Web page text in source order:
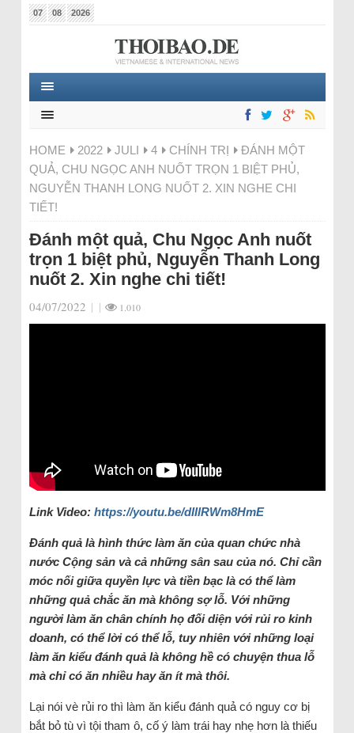
07 08 2026
HOME 2022 JULI 4 CHÍNH TRỊ
ĐÁNH MỘT
QUẢ, CHU NGỌC ANH NUỐT TRỌN 1 BIỆT PHỦ,
NGUYỄN THANH LONG NUỐT 2. XIN NGHE CHI
TIẾT!
Đánh một quả, Chu Ngọc Anh nuốt
trọn 1 biệt phủ, Nguyễn Thanh Long
nuốt 2. Xin nghe chi tiết!
04/07/2022 | | 1.010
Link Video: https://youtu.be/dIIlRWm8HmE
Đánh quả là hình thức làm ăn của quan chức nhà
nước Cộng sản và cả những sân sau của nó. Chỉ cần
móc nối giữa quyền lực và tiền bạc là có thể làm
những quả chắc ăn mà không sợ lỗ. Với những
người làm ăn chân chính họ đối diện với rủi ro kinh
doanh, có thể lời có thể lỗ, tuy nhiên với những loại
làm ăn kiểu đánh quả là không hề có chuyện thua lỗ
mà chỉ có ăn nhiều hay ăn ít mà thôi.
Lại nói vè rủi ro thì làm ăn kiểu đánh quả có nguy cơ bị
bắt bỏ tù vì tội tham ô, cố ý làm trái hay nhẹ hơn là thiếu